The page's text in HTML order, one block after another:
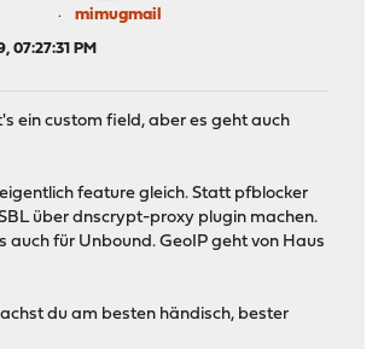
mimugmail
07:27:31 PM
ein custom field, aber es geht auch
feature gleich. Statt pfblocker
über dnscrypt-proxy plugin machen.
auch für Unbound. GeoIP geht von Haus
du am besten händisch, bester